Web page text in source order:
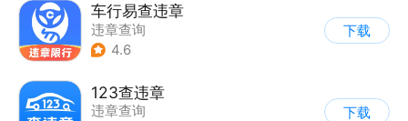
车行易查违章
违章查询
4.6
下载
123查违章
违章查询
下载